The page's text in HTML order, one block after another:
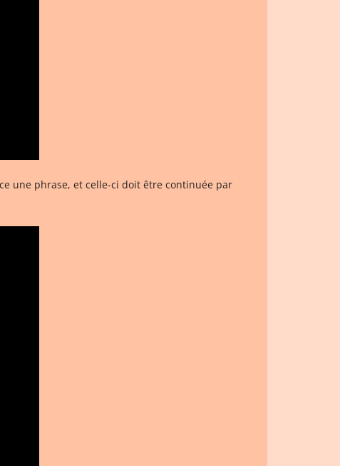
une phrase, et celle-ci doit être continuée par